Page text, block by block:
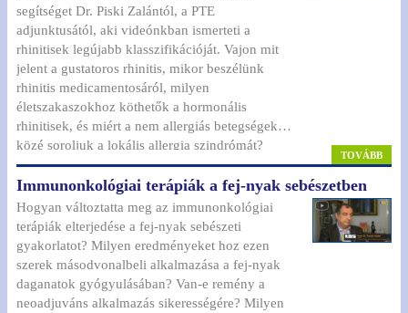
segítséget Dr. Piski Zalántól, a PTE
adjunktusától, aki videónkban ismerteti a
rhinitisek legújabb klasszifikációját. Vajon mit
jelent a gustatoros rhinitis, mikor beszélünk
rhinitis medicamentosáról, milyen
életszakaszokhoz köthetők a hormonális
rhinitisek, és miért a nem allergiás betegségek
közé soroljuk a lokális allergia szindrómát?
Ilyen, és ehhez hasonló érdekességek mellett
megismerhetjük az egyes formákban leginkább
bevált kezelési lehetőségeket is.
TOVÁBB
Immunonkológiai terápiák a fej-nyak sebészetben
Hogyan változtatta meg az immunonkológiai
terápiák elterjedése a fej-nyak sebészeti
gyakorlatot? Milyen eredményeket hoz ezen
szerek másodvonalbeli alkalmazása a fej-nyak
daganatok gyógyulásában? Van-e remény a
neoadjuváns alkalmazás sikerességére? Milyen